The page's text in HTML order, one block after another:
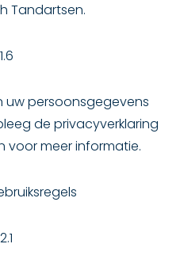
Tandartsen.
1.6
uw persoonsgegevens
de privacyverklaring
voor meer informatie.
2.1